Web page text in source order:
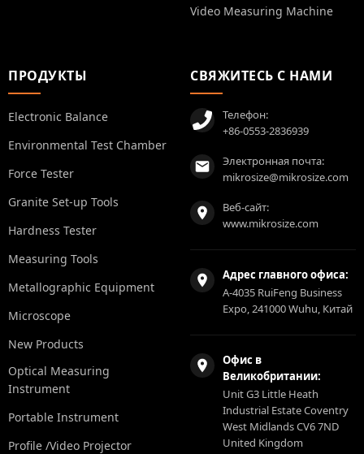
Video Measuring Machine
ПРОДУКТЫ
Electronic Balance
Environmental Test Chamber
Force Tester
Granite Set-up Tools
Hardness Tester
Measuring Tools
Metallographic Equipment
Microscope
New Products
Optical Measuring
Instrument
Portable Instrument
Profile /Video Projector
СВЯЖИТЕСЬ С НАМИ
Телефон:
+86-0553-2836939
Электронная почта:
mikrosize@mikrosize.com
Веб-сайт:
www.mikrosize.com
Адрес главного офиса:
A-4035 RuiFeng Business
Expo, 241000 Wuhu, Китай
Офис в
Великобритании:
Unit G3 Little Heath
Industrial Estate Coventry
West Midlands CV6 7ND
United Kingdom